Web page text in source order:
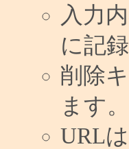
入力
に記
削除
ます。
URL